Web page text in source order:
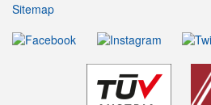
Sitemap